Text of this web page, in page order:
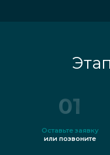
01
Оставьте заявку
или позвоните